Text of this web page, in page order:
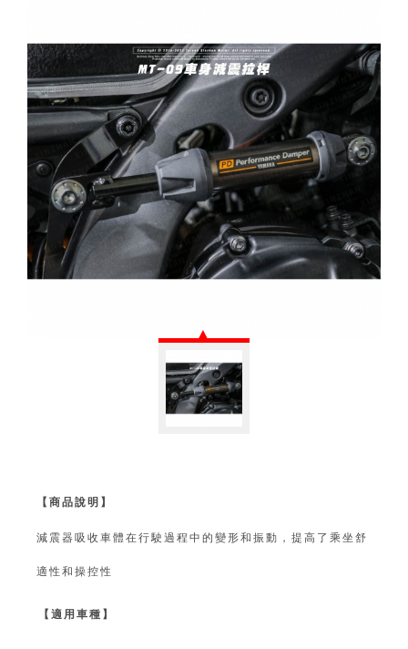
【商品說明】⁣
減震器吸收車體在行駛過程中的變形和振動，提高了乘坐舒
適性和操控性⁣
⁣【適用車種】⁣